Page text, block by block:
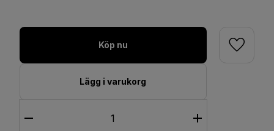
Köp nu
Lägg i varukorg